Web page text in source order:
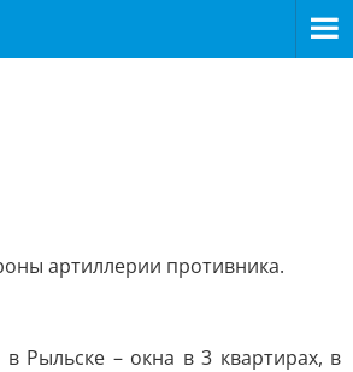
артиллерии противника.
Рыльске – окна в 3 квартирах, в